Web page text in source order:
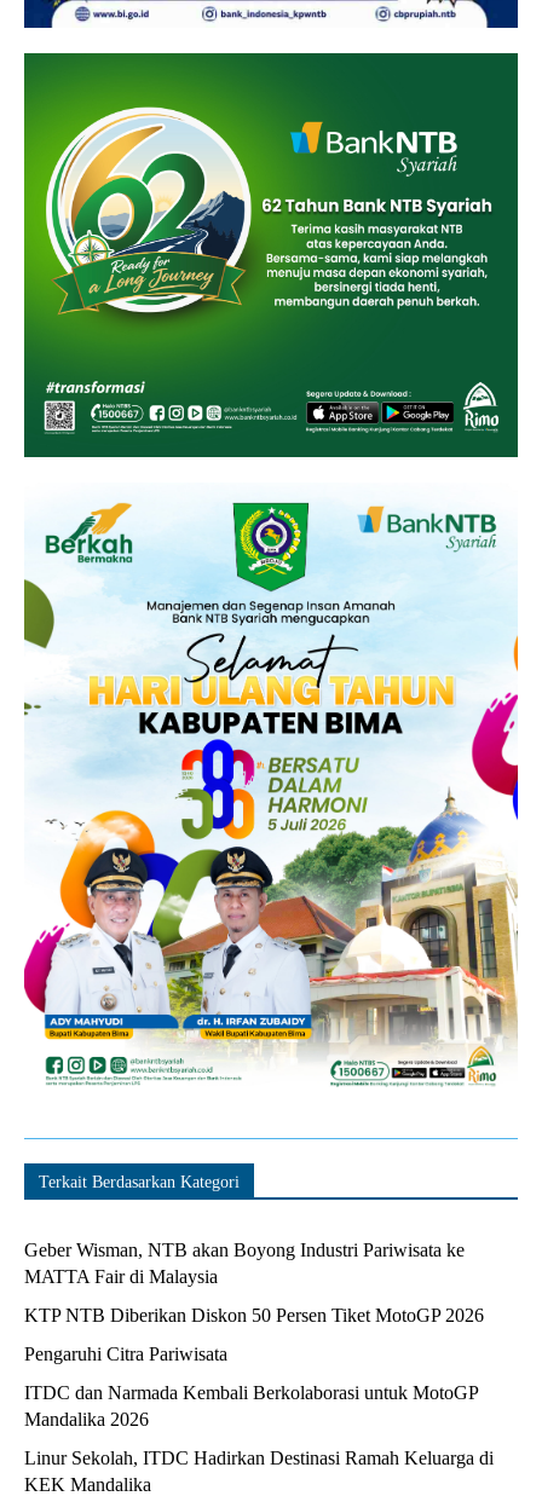
Terkait Berdasarkan Kategori
Geber Wisman, NTB akan Boyong Industri Pariwisata ke
MATTA Fair di Malaysia
KTP NTB Diberikan Diskon 50 Persen Tiket MotoGP 2026
Pengaruhi Citra Pariwisata
ITDC dan Narmada Kembali Berkolaborasi untuk MotoGP
Mandalika 2026
Linur Sekolah, ITDC Hadirkan Destinasi Ramah Keluarga di
KEK Mandalika